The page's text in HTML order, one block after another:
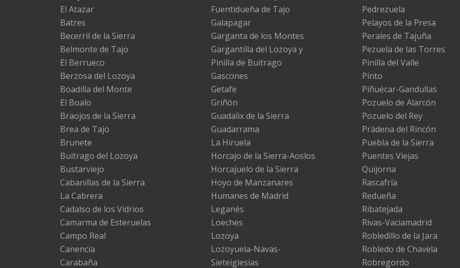
El Atazar
Batres
Becerril de la Sierra
Belmonte de Tajo
El Berrueco
Berzosa del Lozoya
Boadilla del Monte
El Boalo
Braojos de la Sierra
Brea de Tajo
Brunete
Buitrago del Lozoya
Bustarviejo
Cabanillas de la Sierra
La Cabrera
Cadalso de los Vidrios
Camarma de Esteruelas
Campo Real
Canencia
Carabaña
Fuentidueña de Tajo
Galapagar
Garganta de los Montes
Gargantilla del Lozoya y
Pinilla de Buitrago
Gascones
Getafe
Griñón
Guadalix de la Sierra
Guadarrama
La Hiruela
Horcajo de la Sierra-Aoslos
Horcajuelo de la Sierra
Hoyo de Manzanares
Humanes de Madrid
Leganés
Loeches
Lozoya
Lozoyuela-Navas-
Sieteiglesias
Pedrezuela
Pelayos de la Presa
Perales de Tajuña
Pezuela de las Torres
Pinilla del Valle
Pinto
Piñuécar-Gandullas
Pozuelo de Alarcón
Pozuelo del Rey
Prádena del Rincón
Puebla de la Sierra
Puentes Viejas
Quijorna
Rascafría
Redueña
Ribatejada
Rivas-Vaciamadrid
Robledillo de la Jara
Robledo de Chavela
Robregordo